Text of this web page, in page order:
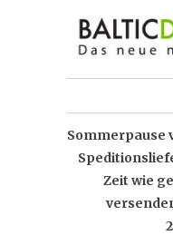
Sommerpause
Zeit wie